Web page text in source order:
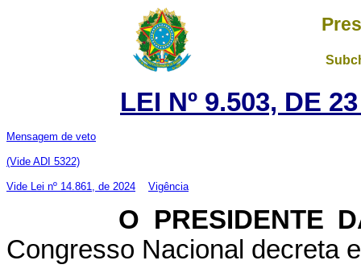
LEI Nº 9.503, DE
Mensagem de veto
(Vide ADI 5322)
Vide Lei nº 14.861, de 2024 Vigência
O PRESIDENTE DA
Congresso Nacional decreta